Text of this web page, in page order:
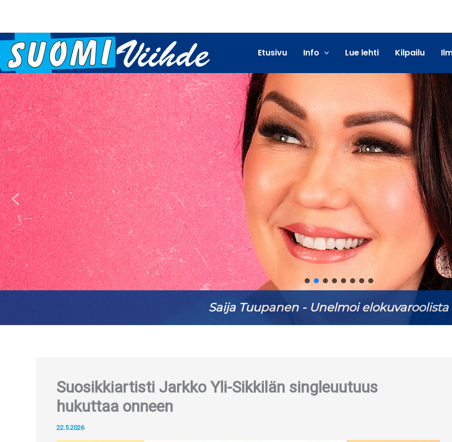
Etusivu Info Lue lehti Kilpailu
Saija Tuupanen - Unelmoi elokuvaroolista
Suosikkiartisti Jarkko Yli-Sikkilän singleuutuus
hukuttaa onneen
22.5.2026